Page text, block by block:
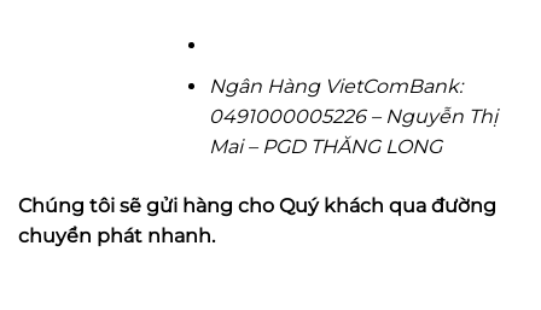
Ngân Hàng VietComBank:
0491000005226 – Nguyễn Thị
Mai – PGD THĂNG LONG
Chúng tôi sẽ gửi hàng cho Quý khách qua đường
chuyển phát nhanh.